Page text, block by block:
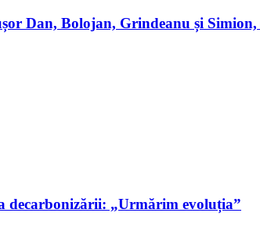
Dan, Bolojan, Grindeanu și
decarbonizării: „Urmărim evoluția”